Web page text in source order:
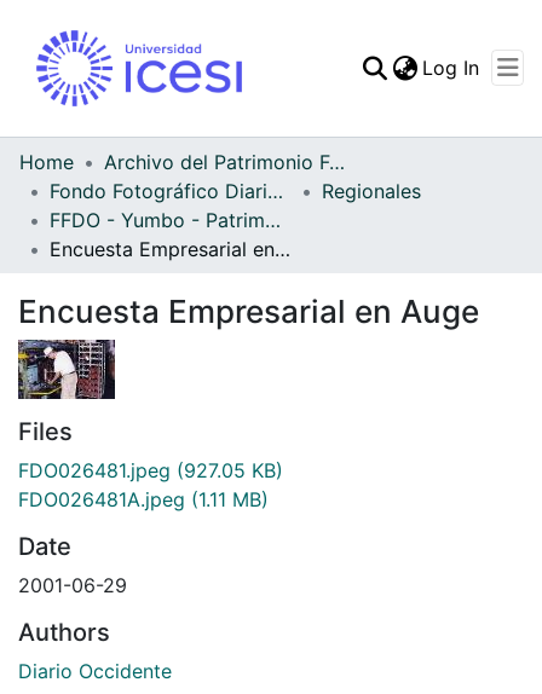
Statistics
Log In
Home
Archivo del Patrimonio Fotográfico y Fílmico del Valle del Cauca
Fondo Fotográfico Diario Occidente
Regionales
FFDO - Yumbo - Patrimonial
Encuesta Empresarial en Auge
Encuesta Empresarial en Auge
Files
FDO026481.jpeg (927.05 KB)
FDO026481A.jpeg (1.11 MB)
Date
2001-06-29
Authors
Diario Occidente